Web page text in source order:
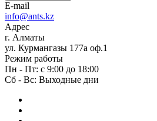
E-mail
info@ants.kz
Адрес
г. Алматы
ул. Курмангазы 177а оф.1
Режим работы
Пн - Пт: с 9:00 до 18:00
Сб - Вс: Выходные дни